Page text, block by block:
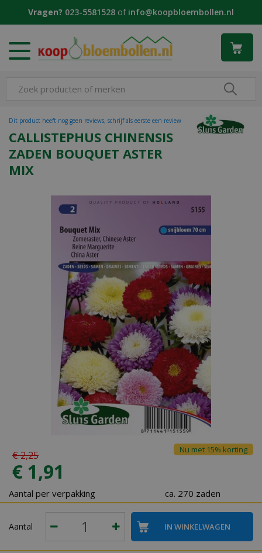
Vragen? 023-5581528 of info@koopbloembollen.nl
CALLISTEPHUS CHINENSIS
ZADEN BOUQUET ASTER
MIX
Dit product heeft nog geen reviews, schrijf als eerste een review
€2,25
€ 1,91
Nu met 15% korting
Aantal per verpakking ca. 270 zaden
Aantal